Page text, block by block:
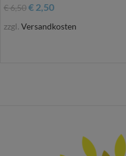
€6,50€ 2,50
zzgl. Versandkosten